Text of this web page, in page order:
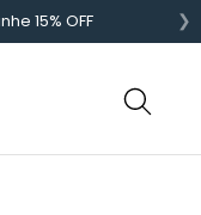
15% OFF ❯